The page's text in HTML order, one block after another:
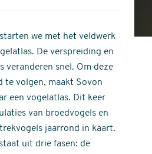
we met het veldwerk
De verspreiding en
veranderen snel. Om deze
te volgen, maakt Sovon
een vogelatlas. Dit keer
van broedvogels en
jaarrond in kaart.
uit drie fasen: de